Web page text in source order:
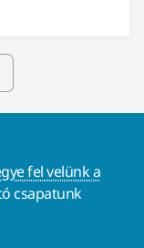
fel velünk a
csapatunk